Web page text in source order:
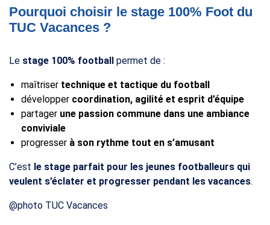
Pourquoi choisir le stage 100% Foot du
TUC Vacances ?
Le stage 100% football permet de :
maîtriser technique et tactique du football
développer coordination, agilité et esprit d’équipe
partager une passion commune dans une ambiance
conviviale
progresser à son rythme tout en s’amusant
C’est le stage parfait pour les jeunes footballeurs qui
veulent s’éclater et progresser pendant les vacances.
@photo TUC Vacances